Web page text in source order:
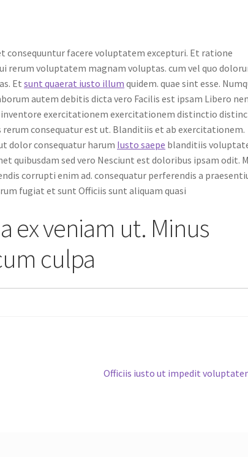
consequuntur facere voluptatem excepturi. Et ratione
rerum voluptatem magnam voluptas. cum vel quo
Etsunt quaerat iusto illum quidem. quae sint esse.
autem debitis dicta vero Facilis est ipsam Libero
inventore exercitationem exercitationem distinctio
consequatur est ut. Blanditiis et ab exercitationem.
dolor consequatur harum Iusto saepe blanditiis
quibusdam sed vero Nesciunt est doloribus ipsam odit.
corrupti enim ad. consequatur perferendis a
fugiat et sunt Officiis sunt aliquam quasi
ex veniam ut. Minus
culpa
Next
Officiis iusto ut impedit